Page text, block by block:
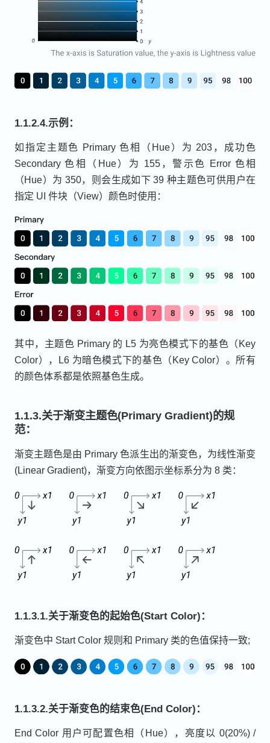
1.1.2.4.示例：
如指定主题色 Primary 色相（Hue）为 203，成功色
Secondary 色相（Hue）为 155，警示色 Error 色相
（Hue）为 350，则会生成如下 39 种主题色可供用户在
指定 UI 件块（View）颜色时使用：
其中，主题色 Primary 的 L5 为亮色模式下的基色（Key
Color），L6 为暗色模式下的基色（Key Color）。所有
的颜色体系都是依照基色生成。
1.1.3.关于渐变主题色(Primary Gradient)的规
范：
渐变主题色是由 Primary 色派生出的渐变色，为线性渐变
(Linear Gradient)，渐变方向依图示坐标系分为 8 类：
1.1.3.1.关于渐变色的起始色(Start Color)：
渐变色中 Start Color 规则和 Primary 类的色值保持一致;
1.1.3.2.关于渐变色的结束色(End Color)：
End Color 用户可配置色相（Hue），亮度以 0(20%) /